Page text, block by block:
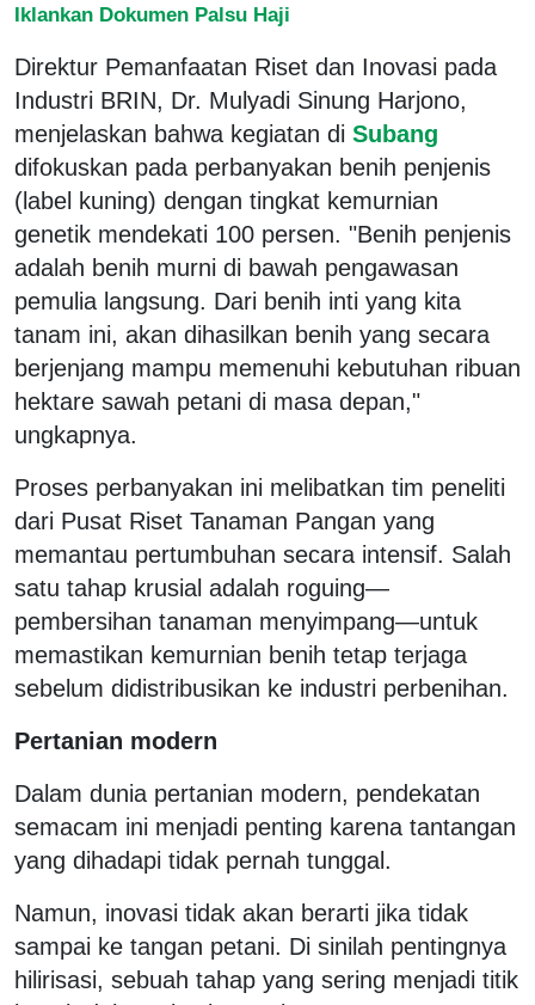
Iklankan Dokumen Palsu Haji
Direktur Pemanfaatan Riset dan Inovasi pada
Industri BRIN, Dr. Mulyadi Sinung Harjono,
menjelaskan bahwa kegiatan di Subang
difokuskan pada perbanyakan benih penjenis
(label kuning) dengan tingkat kemurnian
genetik mendekati 100 persen. "Benih penjenis
adalah benih murni di bawah pengawasan
pemulia langsung. Dari benih inti yang kita
tanam ini, akan dihasilkan benih yang secara
berjenjang mampu memenuhi kebutuhan ribuan
hektare sawah petani di masa depan,"
ungkapnya.
Proses perbanyakan ini melibatkan tim peneliti
dari Pusat Riset Tanaman Pangan yang
memantau pertumbuhan secara intensif. Salah
satu tahap krusial adalah roguing—
pembersihan tanaman menyimpang—untuk
memastikan kemurnian benih tetap terjaga
sebelum didistribusikan ke industri perbenihan.
Pertanian modern
Dalam dunia pertanian modern, pendekatan
semacam ini menjadi penting karena tantangan
yang dihadapi tidak pernah tunggal.
Namun, inovasi tidak akan berarti jika tidak
sampai ke tangan petani. Di sinilah pentingnya
hilirisasi, sebuah tahap yang sering menjadi titik